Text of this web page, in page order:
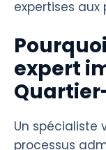
expertises
expert
Un spécialiste
processus